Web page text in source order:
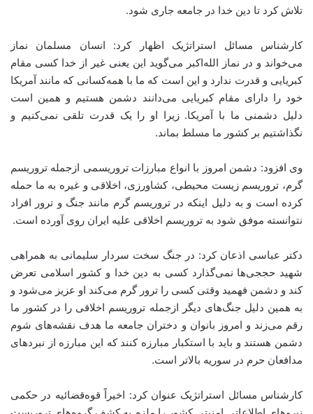
تلاش کرد تا دین خدا در جامعه جاری شود.
کارشناس مسائل استراتژیک اظهار کرد: انسان مسلمان نماز
می‌خواند و در نماز الله‌اکبر می‌گوید این یعنی غیر از خدا کسی مقام
کبریایی و قدرت ندارد و این است که ما با همه‌کسانی که مانند آمریکا
خود را دارای مقام کبریایی می‌دانند دشمن هستیم و همین است
دلیل دشمنی ما با آمریکا. زیرا او را یک قدرت تلقی نمی‌کنیم و
نگذاشتیم بر کشور ما مسلط بماند.
وی افزود: دشمن امروز با انواع مبارزات تروریسمی ازجمله تروریسم
گرم، تروریسم زیست محیطی، کشاورزی، اخلاقی و غیره به ما حمله
کرده است و به دلیل اینکه در تروریسم گرم مانند جنگ و ترور افراد
نتوانسته موفق شود به تروریسم اخلاقی علیه ایران روی آورده است.
دکتر عباسی اذعان کرد: در جنگ سخت سردار سلیمانی به همراهی
شهید حججی‌ها نمی‌گذارد کسی به دین خدا و کشور اسلامی تعرض
کند و دشمن فهمید وقتی کسی را ترور گرم می‌کند او عزیز می‌شود و
به همین دلیل جنگ‌های دیگر ازجمله تروریسم اخلاقی را در کشور ما
رقم می‌زند و امروز بانوان و دختران جامعه ما هدف نقشه‌های شوم
دشمن هستند و باید با استکبار مبارزه کنند که این مبارزه از نبردهای
مدافعان حرم در سوریه بالاتر است.
کارشناس مسائل استراتژیک عنوان کرد: اخیراً قوه‌قضائیه در حکمی